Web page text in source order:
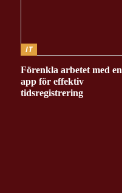
IT
Förenkla arbetet med en
app för effektiv
tidsregistrering